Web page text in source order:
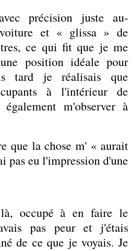
précision juste au-
et « glissa » de
ce qui fit que je me
position idéale pour
tard je réalisais que
à l'intérieur de
m'observer à
que la chose m' « aurait
pas eu l'impression d'une
occupé à en faire le
pas peur et j'étais
de ce que je voyais. Je